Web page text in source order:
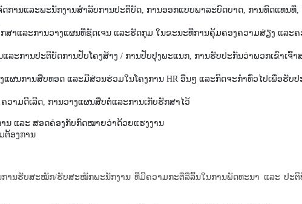
ການແລະພະນັກງານສໍາລັບການປະຕິບັດ, ການອອກແບບພາລະບົດບາດ, ການທົດແທນທີ່
າ​ແລະ​ການ​ວາງ​ແຜນ​ທີ່​ຊັດ​ເຈນ ແລະ​ຮັດ​ກຸມ ໃນ​ຂະ​ນະ​ທີ່​ການ​ຄຸ້ມ​ຄອງ​ຄວາມ​ສ່ຽງ ແລະ​
ະ​ການ​ປະ​ຕິ​ບັດ​ການ​ປັບ​ໂຄງ​ສ້າງ / ການ​ປັບ​ປຸງ​ພະ​ແນກ​, ການ​ຮັບ​ປະ​ກັນ​ວ່າ​ພວກ​ເຂົາ​ເຈົ້
ຜນການສືບທອດ ແລະມີສ່ວນຮ່ວມໃນໂຄງການ HR ອື່ນໆ ແລະກິດຈະກໍາທົ່ວໄປເພື່ອຮັບ
າມ​ດີ​ເລີດ​, ການ​ວາງ​ແຜນ​ສືບ​ຕໍ່​ແລະ​ການ​ເກັບ​ຮັກ​ສາ​ໄວ້​
ນ ​ແລະ ສອດຄ່ອງ​ກັບ​ກົດໝາຍ​ວ່າ​ດ້ວຍ​ແຮງ​ງານ
ຕ້ອງການ
ານຮັບສະໝັກ/ຮັບສະໝັກພະນັກງານ ທີ່ມີຄວາມກະຕືລືລົ້ນໃນການພັດທະນາ ແລະ ປະ